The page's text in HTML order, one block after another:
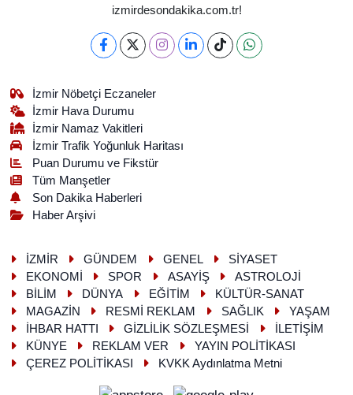
izmirdesondakika.com.tr!
İzmir Nöbetçi Eczaneler
İzmir Hava Durumu
İzmir Namaz Vakitleri
İzmir Trafik Yoğunluk Haritası
Puan Durumu ve Fikstür
Tüm Manşetler
Son Dakika Haberleri
Haber Arşivi
İZMİR GÜNDEM GENEL
SİYASET
EKONOMİ
SPOR ASAYİŞ
ASTROLOJİ
BİLİM
DÜNYA EĞİTİM
KÜLTÜR-SANAT
MAGAZİN
RESMİ REKLAM SAĞLIK
YAŞAM
İHBAR HATTI
GİZLİLİK SÖZLEŞMESİ
İLETİŞİM
KÜNYE
REKLAM VER
YAYIN POLİTİKASI
ÇEREZ POLİTİKASI
KVKK Aydınlatma Metni